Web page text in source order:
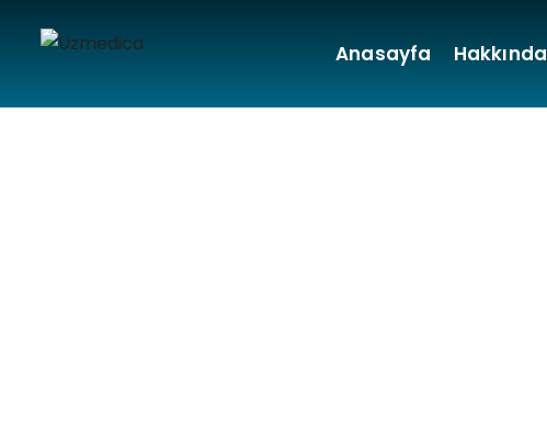
Anasayfa Hakkında